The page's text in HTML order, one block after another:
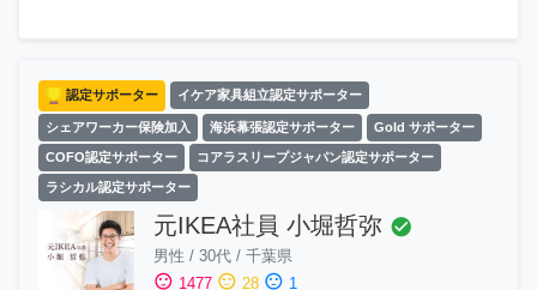
認定サポーター イケア家具組立認定サポーター
シェアワーカー保険加入 海浜幕張認定サポーター Gold サポーター
COFO認定サポーター コアラスリープジャパン認定サポーター
ラシカル認定サポーター
元IKEA社員 小堀哲弥 check_circle
男性 / 30代 / 千葉県
sentiment_satisfied 1477 sentiment_neutral 28 sentiment_dissatisfied 1